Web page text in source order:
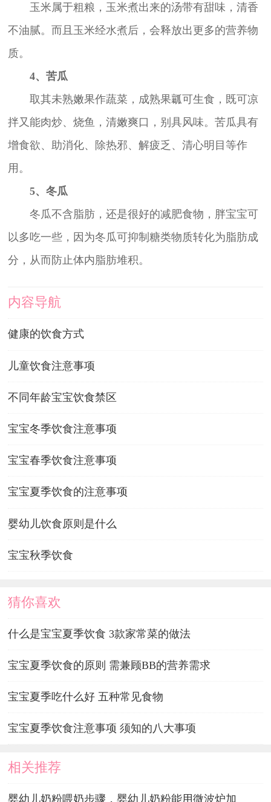
玉米属于粗粮，玉米煮出来的汤带有甜味，清香
不油腻。而且玉米经水煮后，会释放出更多的营养物
质。
4、苦瓜
取其未熟嫩果作蔬菜，成熟果瓤可生食，既可凉
拌又能肉炒、烧鱼，清嫩爽口，别具风味。苦瓜具有
增食欲、助消化、除热邪、解疲乏、清心明目等作
用。
5、冬瓜
冬瓜不含脂肪，还是很好的减肥食物，胖宝宝可
以多吃一些，因为冬瓜可抑制糖类物质转化为脂肪成
分，从而防止体内脂肪堆积。
内容导航
健康的饮食方式
儿童饮食注意事项
不同年龄宝宝饮食禁区
宝宝冬季饮食注意事项
宝宝春季饮食注意事项
宝宝夏季饮食的注意事项
婴幼儿饮食原则是什么
宝宝秋季饮食
猜你喜欢
什么是宝宝夏季饮食 3款家常菜的做法
宝宝夏季饮食的原则 需兼顾BB的营养需求
宝宝夏季吃什么好 五种常见食物
宝宝夏季饮食注意事项 须知的八大事项
相关推荐
婴幼儿奶粉喂奶步骤，婴幼儿奶粉能用微波炉加